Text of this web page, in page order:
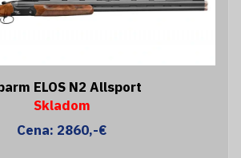
ELOS N2 Allsport
Skladom
Cena: 2860,-€